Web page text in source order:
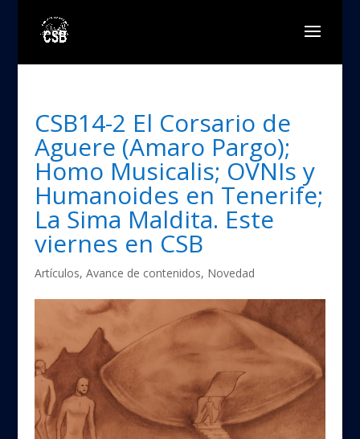
CSB14-2 El Corsario de
Aguere (Amaro Pargo);
Homo Musicalis; OVNIs y
Humanoides en Tenerife;
La Sima Maldita. Este
viernes en CSB
Artículos, Avance de contenidos, Novedad